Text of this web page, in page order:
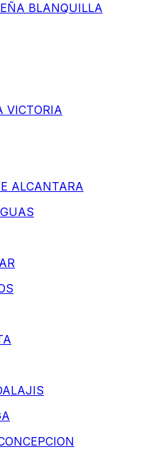
BLANQUILLA
VICTORIA
ALCANTARA